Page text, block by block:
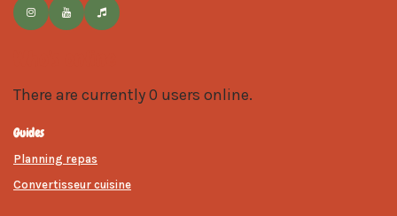
There are currently 0 users online.
Guides
Planning repas
Convertisseur cuisine